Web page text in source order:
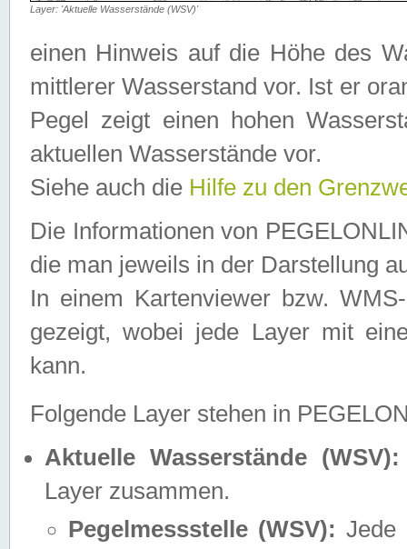
Layer: 'Aktuelle Wasserstände (WSV)'
einen Hinweis auf die Höhe des
mittlerer Wasserstand vor. Ist er
Pegel zeigt einen hohen
aktuellen Wasserstände vor.
Siehe auch die Hilfe zu den
Die Informationen von
die man jeweils in der Darstellung
In einem Kartenviewer bzw.
gezeigt, wobei jede Layer mit
kann.
Folgende Layer stehen in
Aktuelle Wasserstände (WSV):
Layer zusammen.
Pegelmessstelle (WSV): Jede